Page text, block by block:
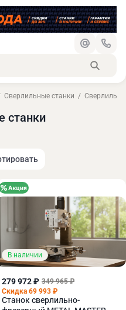
Сверлильные станки
станки
В наличии
279 972 ₽ 349 965 ₽
Скидка 69 993 ₽
Станок сверлильно-